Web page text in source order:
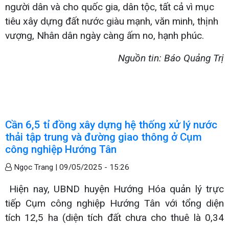
người dân và cho quốc gia, dân tộc, tất cả vì mục
tiêu xây dựng đất nước giàu mạnh, văn minh, thịnh
vượng, Nhân dân ngày càng ấm no, hạnh phúc.
Nguồn tin: Báo Quảng Trị
Cần 6,5 tỉ đồng xây dựng hệ thống xử lý nước
thải tập trung và đường giao thông ở Cụm
công nghiệp Hướng Tân
Ngọc Trang | 09/05/2025 - 15:26
Hiện nay, UBND huyện Hướng Hóa quản lý trực
tiếp Cụm công nghiệp Hướng Tân với tổng diện
tích 12,5 ha (diện tích đất chưa cho thuê là 0,34